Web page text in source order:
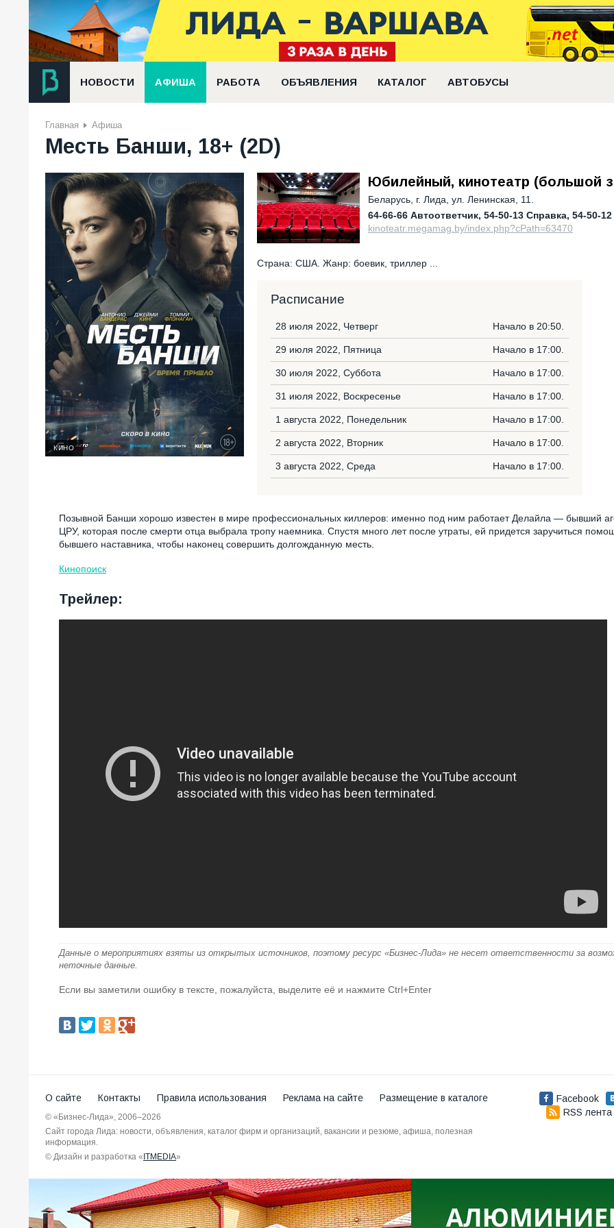
НОВОСТИ АФИША РАБОТА ОБЪЯВЛЕНИЯ КАТАЛОГ АВТОБУСЫ
Главная Афиша
Месть Банши, 18+ (2D)
КИНО
Юбилейный, кинотеатр (большой
Беларусь, г. Лида, ул. Ленинская, 11.
64-66-66 Автоответчик 54-50-13 Справка 54-50-
kinoteatr.megamag.by/index.php?cPath=63470
Страна: США. Жанр: боевик, триллер ...
Расписание
28 июля 2022, Четверг Начало в 20:50.
29 июля 2022, Пятница Начало в 17:00.
30 июля 2022, Суббота Начало в 17:00.
31 июля 2022, Воскресенье Начало в 17:00.
1 августа 2022, Понедельник Начало в 17:00.
2 августа 2022, Вторник Начало в 17:00.
3 августа 2022, Среда Начало в 17:00.
Позывной Банши хорошо известен в мире профессиональных киллеров: именно под ним работает Делайла — бывший
ЦРУ, которая после смерти отца выбрала тропу наемника. Спустя много лет после утраты, ей придется заручиться
бывшего наставника, чтобы наконец совершить долгожданную месть.
Кинопоиск
Трейлер:
Данные о мероприятиях взяты из открытых источников, поэтому ресурс «Бизнес-Лида» не несет ответственности за
неточные данные.
Если вы заметили ошибку в тексте, пожалуйста, выделите её и нажмите Ctrl+Enter
О сайте Контакты Правила использования Реклама на сайте Размещение в каталоге
© «Бизнес-Лида», 2006–2026
Сайт города Лида: новости, объявления, каталог фирм и организаций, вакансии и резюме, афиша, полезная
информация.
© Дизайн и разработка «ITMEDIA»
Facebook
RSS лента